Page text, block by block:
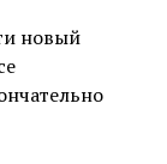
новый